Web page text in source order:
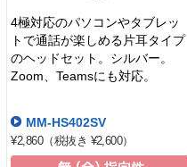
4極対応のパソコンやタブレッ
トで通話が楽しめる片耳タイプ
のヘッドセット。シルバー。
Zoom、Teamsにも対応。
MM-HS402SV
¥2,860（税抜き ¥2,600）